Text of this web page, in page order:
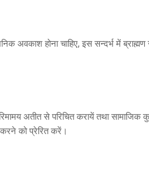
अवकाश होना चाहिए, इस सन्दर्भ में ब्राह्मण
अतीत से परिचित करायें तथा सामाजिक
को प्रेरित करें।